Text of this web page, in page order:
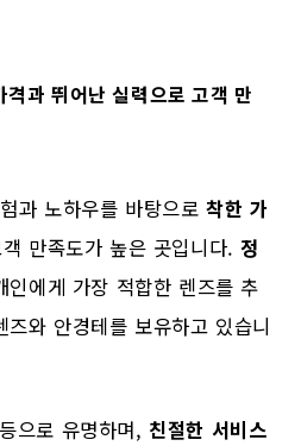
과 뛰어난 실력으로 고객 만
과 노하우를 바탕으로착한 가
만족도가 높은 곳입니다.정
인에게 가장 적합한 렌즈를 추
와 안경테를 보유하고 있습니
등으로 유명하며, 친절한 서비스